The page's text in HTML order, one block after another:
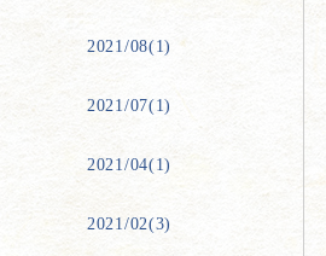
2021/08(1)
2021/07(1)
2021/04(1)
2021/02(3)